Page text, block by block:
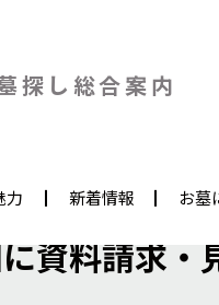
探し 総合案内
力 新着情報 お墓
資料請求・